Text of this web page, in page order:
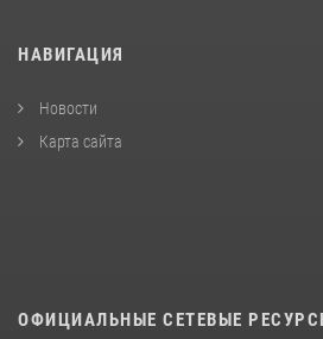
НАВИГАЦИЯ
Новости
Карта сайта
ОФИЦИАЛЬНЫЕ СЕТЕВЫЕ